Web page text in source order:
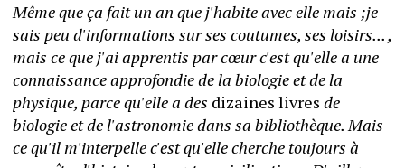
Même que ça fait un an que j'habite avec elle mais ;je
sais peu d'informations sur ses coutumes, ses loisirs... ,
mais ce que j'ai apprentis par cœur c'est qu'elle a une
connaissance approfondie de la biologie et de la
physique, parce qu'elle a des dizaines livres de
biologie et de l'astronomie dans sa bibliothèque. Mais
ce qu'il m'interpelle c'est qu'elle cherche toujours à